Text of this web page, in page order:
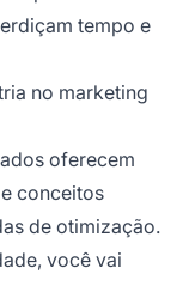
tempo e
no marketing
oferecem
conceitos
de otimização.
você vai